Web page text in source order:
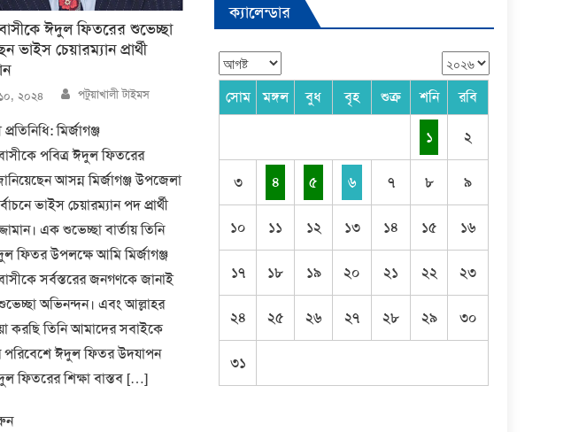
ঈদুল ফিতরের শুভেচ্ছা
ভাইস চেয়ারম্যান প্রার্থী
২০২৪ Author
পটুয়াখালী টাইমস
মির্জাগঞ্জ
পবিত্র ঈদুল ফিতরের
আসন্ন মির্জাগঞ্জ উপজেলা
ভাইস চেয়ারম্যান পদ প্রার্থী
এক শুভেচ্ছা বার্তায় তিনি
ফিতর উপলক্ষে আমি মির্জাগঞ্জ
সর্বস্তরের জনগণকে জানাই
অভিনন্দন। এবং আল্লাহর
করছি তিনি আমাদের সবাইকে
পরিবেশে ঈদুল ফিতর উদযাপন
ফিতরের শিক্ষা বাস্তব […]
ক্যালেন্ডার
সোম মঙ্গল বুধ বৃহ শুক্র শনি রবি
১ ২
৩ ৪ ৫ ৬ ৭ ৮ ৯
১০ ১১ ১২ ১৩ ১৪ ১৫ ১৬
১৭ ১৮ ১৯ ২০ ২১ ২২ ২৩
২৪ ২৫ ২৬ ২৭ ২৮ ২৯ ৩০
৩১